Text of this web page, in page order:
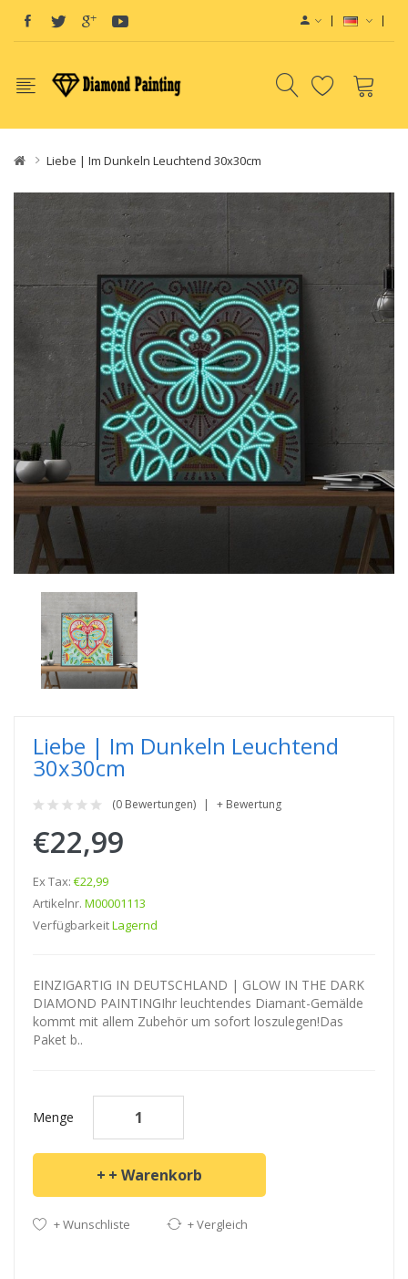
Liebe | Im Dunkeln Leuchtend 30x30cm
Liebe | Im Dunkeln Leuchtend
30x30cm
(0 Bewertungen) + Bewertung
€22,99
Ex Tax: €22,99
Artikelnr. M00001113
VerfügbarkeitLagernd
EINZIGARTIG IN DEUTSCHLAND | GLOW IN THE DARK
DIAMOND PAINTINGIhr leuchtendes Diamant-Gemälde
kommt mit allem Zubehör um sofort loszulegen!Das
Paket b..
Menge
+ Warenkorb
+ Wunschliste + Vergleich